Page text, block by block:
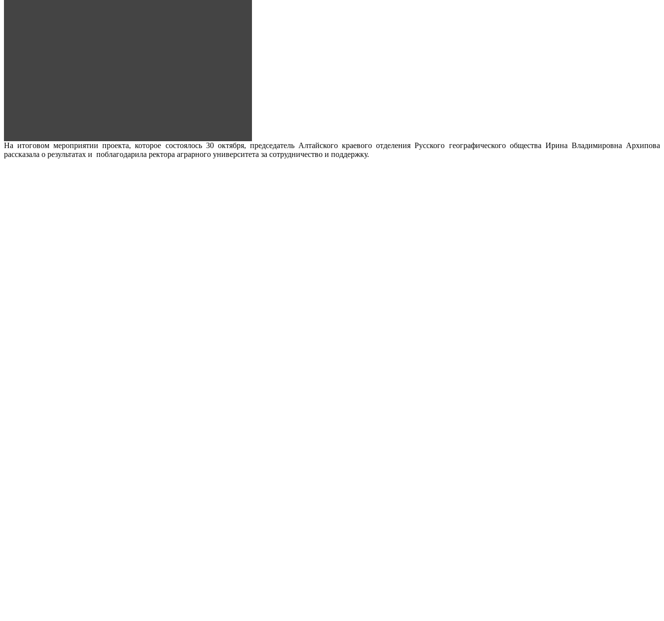
На итоговом мероприятии проекта, которое состоялось 30 октября, председатель Алтайского краевого отделения Русского географического общества Ирина Владимировна Архипова
рассказала о результатах и поблагодарила ректора аграрного университета за сотрудничество и поддержку.